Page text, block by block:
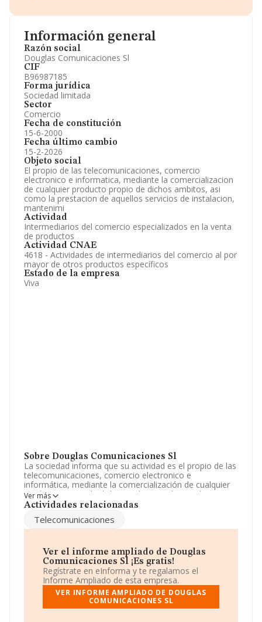
Información general
Razón social
Douglas Comunicaciones Sl
CIF
B96987185
Forma jurídica
Sociedad limitada
Sector
Comercio
Fecha de constitución
15-6-2000
Fecha último cambio
15-2-2026
Objeto social
El propio de las telecomunicaciones, comercio
electronico e informatica, mediante la comercializacion
de cualquier producto propio de dichos ambitos, asi
como la prestacion de aquellos servicios de instalacion,
mantenimi
Actividad
Intermediarios del comercio especializados en la venta
de productos
Actividad CNAE
4618 - Actividades de intermediarios del comercio al por
mayor de otros productos específicos
Estado de la empresa
Viva
Sobre Douglas Comunicaciones Sl
La sociedad informa que su actividad es el propio de las
telecomunicaciones, comercio electronico e
informática, mediante la comercialización de cualquier
producto propio de dichos ambitos, así como la
prestación de aquellos servicios de instalación,
Mercantil como Sociedad Limitada. Su CNAE
corresponde a 4618 con código 'Intermediarios del
específicos'. La sociedad no tiene actividad en
mercados exteriores.
El correo electrónico esjuaniferriol@dime.es
La empresa Douglas Comunicaciones S.L, CIF
B96987185, tiene su domicilio social establecido en
Ver más
Actividades relacionadas
Telecomunicaciones
Ver el informe ampliado de Douglas
Comunicaciones Sl ¡Es gratis!
Regístrate en eInforma y te regalamos el
Informe Ampliado de esta empresa.
VER INFORME AMPLIADO DE DOUGLAS
COMUNICACIONES SL
Información oficial y registral complementaria.